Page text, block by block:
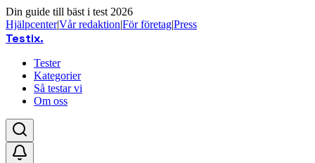
Din guide till bäst i test 2026
Hjälpcenter|Vår redaktion|För företag|Press
Testix.
Tester
Kategorier
Så testar vi
Om oss